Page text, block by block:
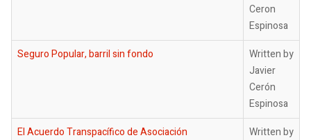
Ceron
Espinosa
Seguro Popular, barril sin fondo
Written by
Javier
Cerón
Espinosa
El Acuerdo Transpacífico de Asociación
Written by